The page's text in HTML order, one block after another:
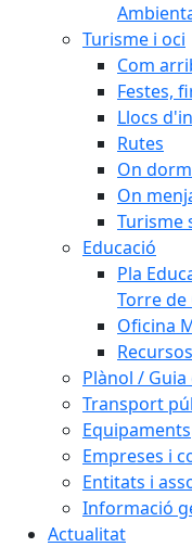
Turisme i oci
Com
Festes,
Llocs
Rutes
On
On
Turisme
Educació
Pla
Torre
Oficina
Plànol /
Transport
Equipaments
Empreses i
Entitats i
Informació
Actualitat